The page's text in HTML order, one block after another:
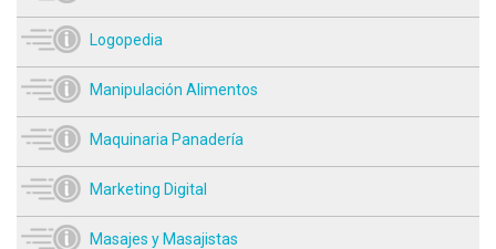
Logopedia
Manipulación Alimentos
Maquinaria Panadería
Marketing Digital
Masajes y Masajistas